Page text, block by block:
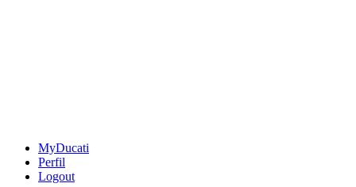
MyDucati
Perfil
Logout